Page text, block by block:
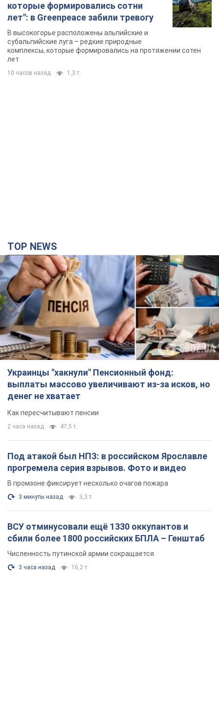
которые формировались сотни
лет": в Greenpeace забили тревогу
В высокогорье расположены альпийские и
субальпийские луга – редкие природные
комплексы, которые формировались на протяжении сотен
лет
10 часов назад 1,3 т.
TOP NEWS
Украинцы "хакнули" Пенсионный фонд:
выплаты массово увеличивают из-за исков, но
денег не хватает
Как пересчитывают пенсии
2 часа назад 47,5 т.
Под атакой был НПЗ: в российском Ярославле
прогремела серия взрывов. Фото и видео
В промзоне фиксирует несколько очагов пожара
3 минуты назад 3,3 т.
ВСУ отминусовали ещё 1330 оккупантов и
сбили более 1800 российских БПЛА – Генштаб
Численность путинской армии сокращается
3 часа назад 16,2 т.